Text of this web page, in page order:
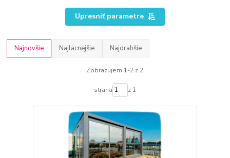
Upresniť parametre
Najnovšie Najlacnejšie Najdrahšie
Zobrazujem 1-2 z 2
strana z 1